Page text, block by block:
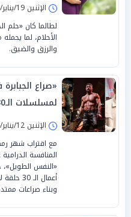
الإثنين 19/يناير/2026 - 09:25 م
لطالما كان «حلم
الأحلام، لما
والرزق والضيق.
«صراع
لمسلسلات الـ30 حلقة
الإثنين 12/يناير/2026 - 08:42 م
المنافسة
«النفس الطويل»،
أعمال
وبناء صراعات